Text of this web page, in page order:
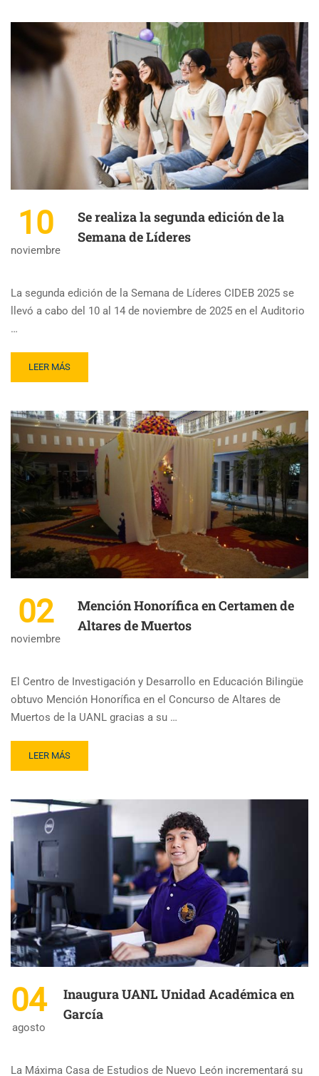
10
noviembre
Se realiza la segunda edición de la
Semana de Líderes
La segunda edición de la Semana de Líderes CIDEB 2025 se
llevó a cabo del 10 al 14 de noviembre de 2025 en el Auditorio
…
LEER MÁS
02
noviembre
Mención Honorífica en Certamen de
Altares de Muertos
El Centro de Investigación y Desarrollo en Educación Bilingüe
obtuvo Mención Honorífica en el Concurso de Altares de
Muertos de la UANL gracias a su …
LEER MÁS
04
agosto
Inaugura UANL Unidad Académica en
García
La Máxima Casa de Estudios de Nuevo León incrementará su